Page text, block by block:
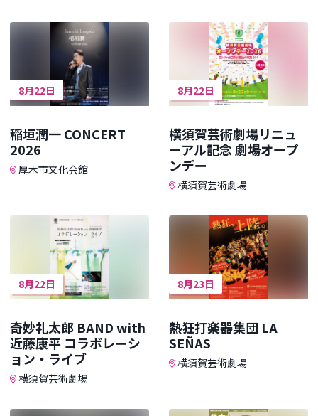
8月22日
稲垣潤一 CONCERT
2026
厚木市文化会館
8月22日
横須賀芸術劇場リニュ
ーアル記念 劇場オープ
ンデー
横須賀芸術劇場
8月22日
奇妙礼太郎 BAND with
近藤康平 コラボレーシ
ョン・ライブ
横須賀芸術劇場
8月23日
熱狂打楽器集団 LA
SEÑAS
横須賀芸術劇場